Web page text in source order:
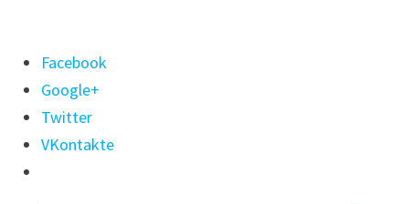
Поделиться
"Два
самовыдвиженца
заявили
Facebook
Google+
Twitter
VKontakte